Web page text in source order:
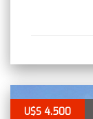
U$S 4.500